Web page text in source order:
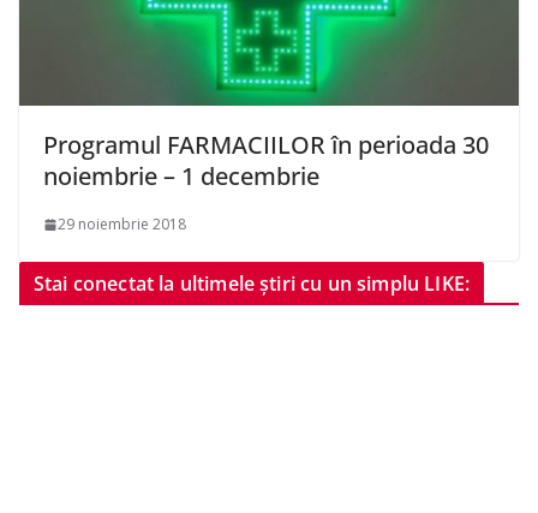
Programul FARMACIILOR în perioada 30
noiembrie – 1 decembrie
29 noiembrie 2018
Stai conectat la ultimele știri cu un simplu LIKE: